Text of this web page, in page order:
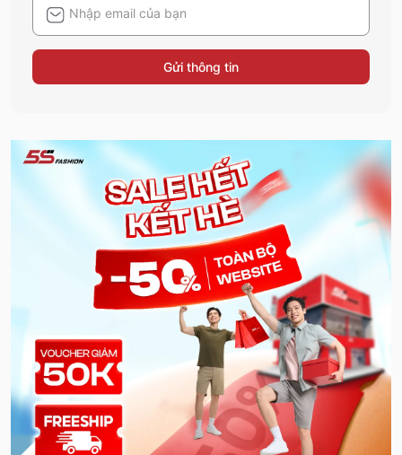
Gửi thông tin